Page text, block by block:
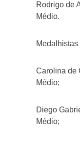
Rodrigo de
Médio.
Carolina de
Médio;
Diego
Médio;